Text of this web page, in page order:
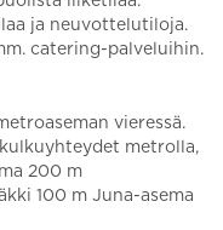
ja neuvottelutiloja.
catering-palveluihin.
vieressä.
metrolla,
200 m
100 m Juna-asema